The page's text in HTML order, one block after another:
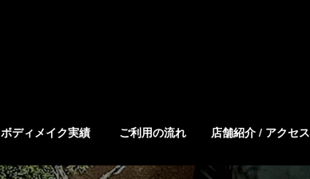
ボディメイク実績 ご利用の流れ 店舗紹介 / アクセス